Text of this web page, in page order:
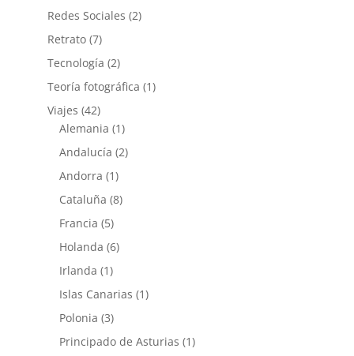
Redes Sociales (2)
Retrato(7)
Tecnología (2)
Teoría fotográfica (1)
Viajes (42)
Alemania (1)
Andalucía (2)
Andorra (1)
Cataluña (8)
Francia (5)
Holanda (6)
Irlanda (1)
Islas Canarias (1)
Polonia (3)
Principado de Asturias (1)